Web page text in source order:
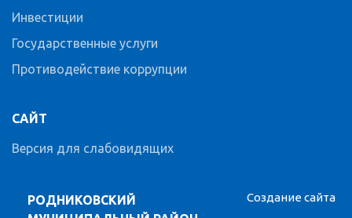
РОДНИКОВСКИЙ
Инвестиции
Государственные услуги
Противодействие коррупции
САЙТ
Версия для слабовидящих
Создание сайта